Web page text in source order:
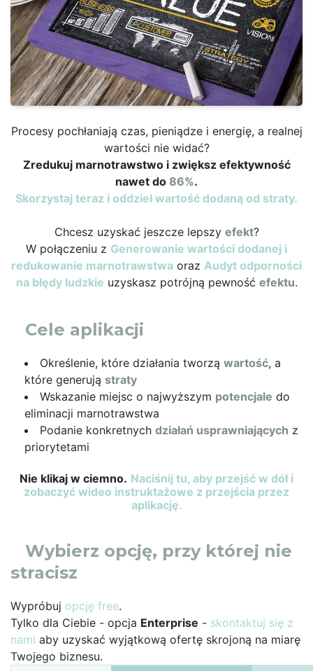
Procesy pochłaniają czas, pieniądze i energię, a realnej
wartości nie widać?
Zredukuj marnotrawstwo i zwiększ efektywność
nawet do 86%.
Skorzystaj teraz i oddziel wartość dodaną od straty.
Chcesz uzyskać jeszcze lepszy efekt?
W połączeniu z Generowanie wartości dodanej i
redukowanie marnotrawstwa oraz Audyt odporności
na błędy ludzkie uzyskasz potrójną pewność efektu.
Cele aplikacji
Określenie, które działania tworzą wartość, a
które generują straty
Wskazanie miejsc o najwyższym potencjale do
eliminacji marnotrawstwa
Podanie konkretnych działań usprawniających z
priorytetami
Nie klikaj w ciemno. Naciśnij tu, aby przejść w dół i
zobaczyć wideo instruktażowe z przejścia przez
aplikację.
Wybierz opcję, przy której nie
stracisz
Wypróbuj opcję free.
Tylko dla Ciebie - opcja Enterprise - skontaktuj się z
nami aby uzyskać wyjątkową ofertę skrojoną na miarę
Twojego biznesu.